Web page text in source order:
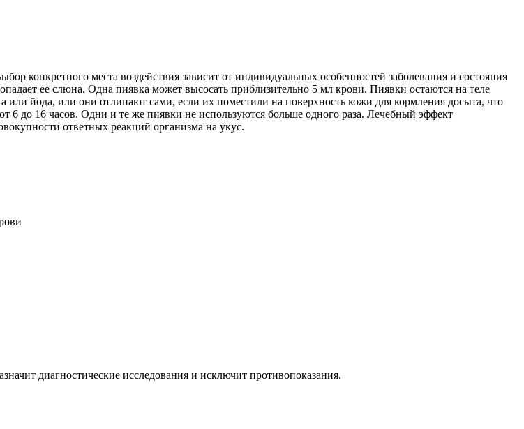
конкретного места воздействия зависит от индивидуальных особенностей заболевания и состояния
ее слюна. Одна пиявка может высосать приблизительно 5 мл крови. Пиявки остаются на теле
йода, или они отлипают сами, если их поместили на поверхность кожи для кормления досыта, что
6 до 16 часов. Одни и те же пиявки не используются больше одного раза. Лечебный эффект
ответных реакций организма на укус.
диагностические исследования и исключит противопоказания.